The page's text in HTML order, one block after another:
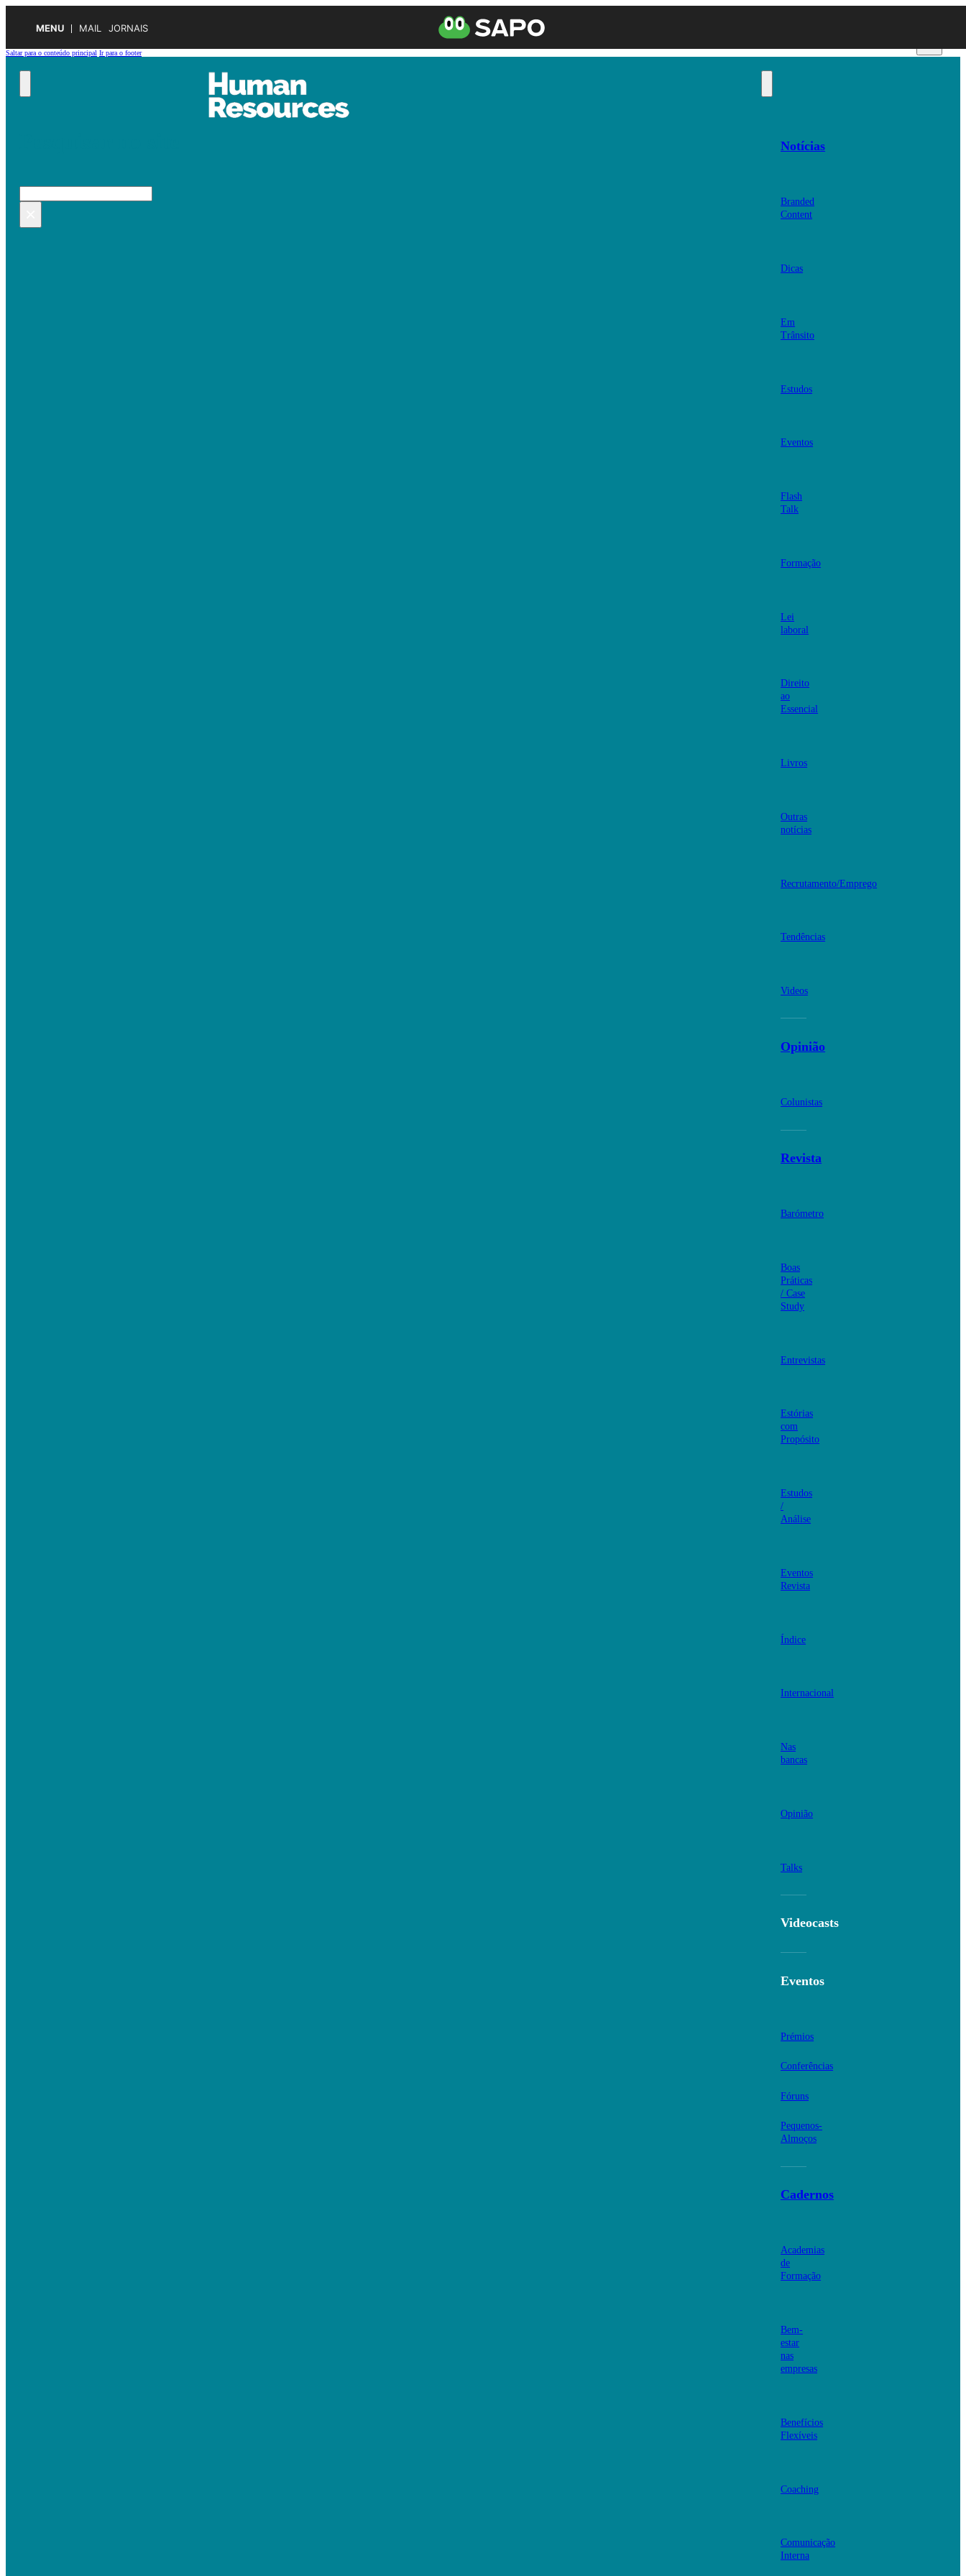
MENU MAIL JORNAIS
Saltar para o conteúdo principal Ir para o footer
Pesquisar
Notícias
Branded
Content
Dicas
Em
Trânsito
Estudos
Eventos
Flash
Talk
Formação
Lei
laboral
Direito
ao
Essencial
Livros
Outras
notícias
Recrutamento/Emprego
Tendências
Videos
Opinião
Colunistas
Revista
Barómetro
Boas
Práticas
/ Case
Study
Entrevistas
Estórias
com
Propósito
Estudos
/
Análise
Eventos
Revista
Índice
Internacional
Nas
bancas
Opinião
Talks
Videocasts
Eventos
Prémios
Conferências
Fóruns
Pequenos-
Almoços
Cadernos
Academias
de
Formação
Bem-
estar
nas
empresas
Benefícios
Flexíveis
Coaching
Comunicação
Interna